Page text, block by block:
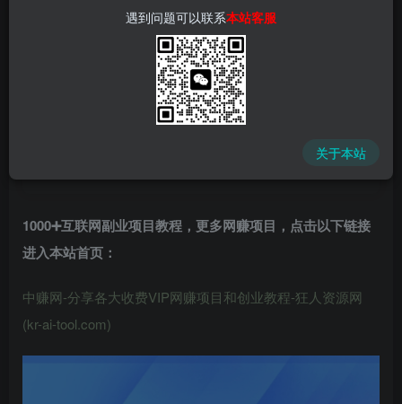
📌 1000➕互联网副业项目教程，更多网赚项目，点击以下
链接进入本站首页：
中赚网 - 分享各大收费VIP网赚项目和创业教程 - 狂人资源
1000➕互联网副业项目教程，更多网赚项目，点击以下链接
进入本站首页 ：
中赚网-分享各大收费VIP网赚项目和创业教程-狂人资源网
(kr-ai-tool.com)
遇到问题可以联系本站客服
关于本站